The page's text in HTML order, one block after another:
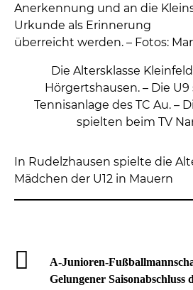
Anerkennung und an die
Urkunde als Erinnerung
überreicht werden. – Fotos:
Die Altersklasse
Hörgertshausen. – Die
Tennisanlage des TC Au. –
spielten beim TV
In Rudelzhausen spielte die
Mädchen der U12 in Mauern
A-Junioren-
Gelungener Saisonabschluss